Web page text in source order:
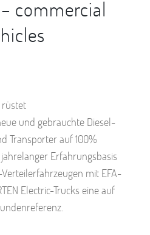
commercial
rüstet
und gebrauchte Diesel-
Transporter auf 100%
Erfahrungsbasis
mit EFA-
Electric-Trucks eine auf